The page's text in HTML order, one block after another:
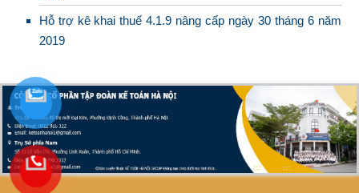
Hỗ trợ kê khai thuế 4.1.9 nâng cấp ngày 30 tháng 6 năm
2019